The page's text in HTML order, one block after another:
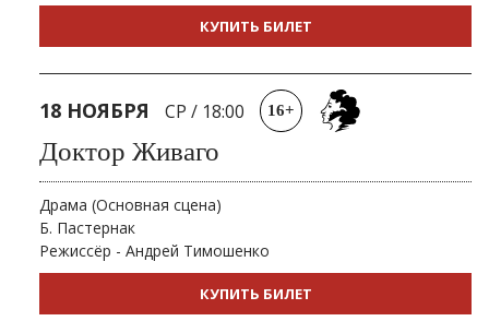
КУПИТЬ БИЛЕТ
18 НОЯБРЯ СР / 18:00 16+
Доктор Живаго
Драма (Основная сцена)
Б. Пастернак
Режиссёр - Андрей Тимошенко
КУПИТЬ БИЛЕТ